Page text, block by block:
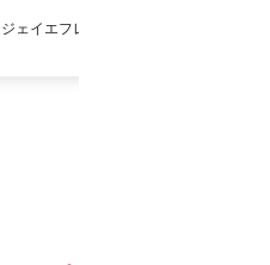
ジェイエフレディメイド